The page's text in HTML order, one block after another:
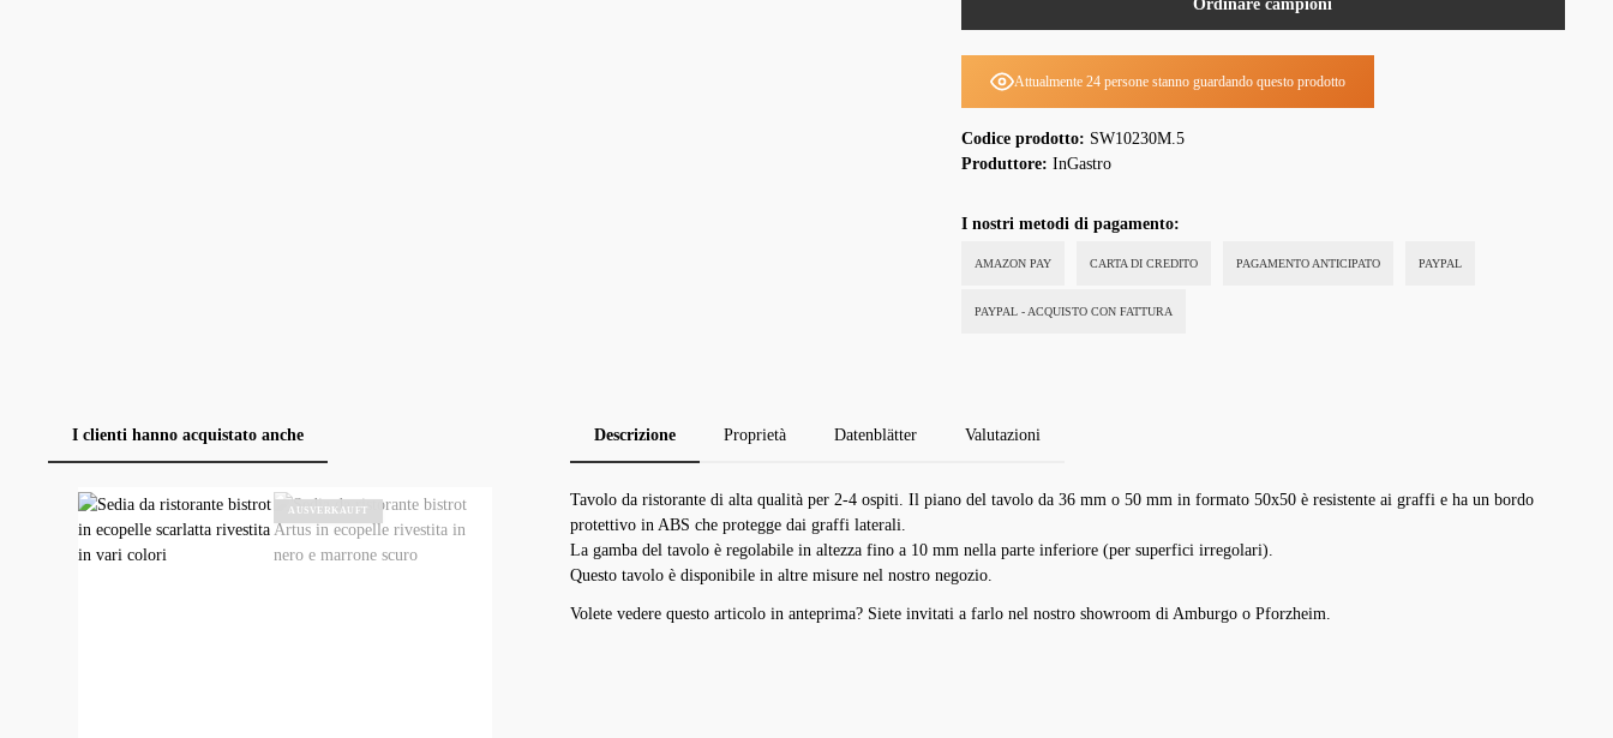
Ordinare campioni
Attualmente 24 persone stanno guardando questo prodotto
Codice prodotto: SW10230M.5
Produttore: InGastro
I nostri metodi di pagamento:
AMAZON PAY CARTA DI CREDITO PAGAMENTO ANTICIPATO PAYPAL
PAYPAL - ACQUISTO CON FATTURA
I clienti hanno acquistato anche
Salta la galleria dei prodotti
AUSVERKAUFT
Descrizione Proprietà Datenblätter Valutazioni
Tavolo da ristorante di alta qualità per 2-4 ospiti. Il piano del tavolo da 36 mm o 50 mm in formato 50x50 è resistente ai graffi e ha un bordo
protettivo in ABS che protegge dai graffi laterali.
La gamba del tavolo è regolabile in altezza fino a 10 mm nella parte inferiore (per superfici irregolari).
Questo tavolo è disponibile in altre misure nel nostro negozio.
Volete vedere questo articolo in anteprima? Siete invitati a farlo nel nostro showroom di Amburgo o Pforzheim.
Wir verwenden Cookies
Diese Website verwendet Cookies, um Ihnen das beste Erlebnis auf unserer Website zu